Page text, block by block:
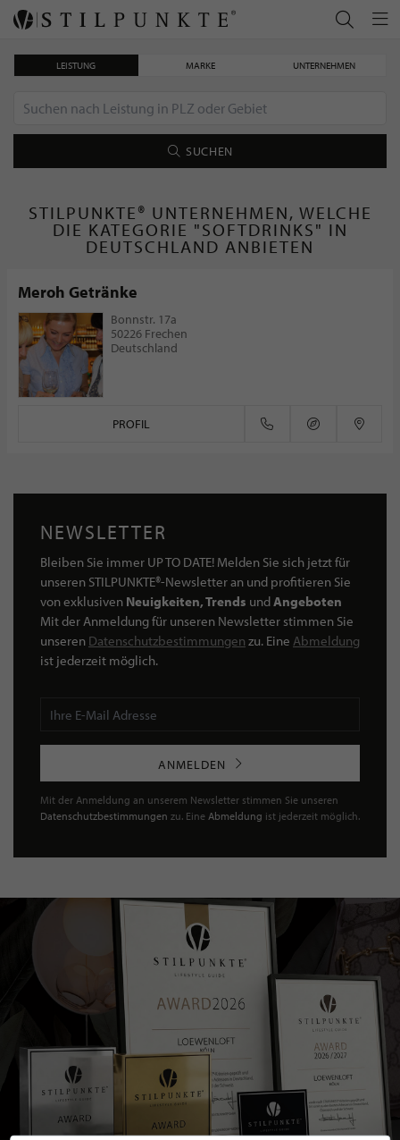
LEISTUNG MARKE UNTERNEHMEN
SUCHEN
STILPUNKTE® UNTERNEHMEN, WELCHE
DIE KATEGORIE "SOFTDRINKS" IN
DEUTSCHLAND ANBIETEN
Meroh Getränke
Bonnstr. 17a
50226 Frechen
Deutschland
PROFIL
NEWSLETTER
Bleiben Sie immer UP TO DATE! Melden Sie sich jetzt für
unseren STILPUNKTE®-Newsletter an und profitieren Sie
von exklusiven Neuigkeiten, Trends undAngeboten
Mit der Anmeldung für unseren Newsletter stimmen Sie
unseren Datenschutzbestimmungen zu. Eine Abmeldung
ist jederzeit möglich.
ANMELDEN
Mit der Anmeldung an unserem Newsletter stimmen Sie unseren
Datenschutzbestimmungen zu. Eine Abmeldung ist jederzeit möglich.